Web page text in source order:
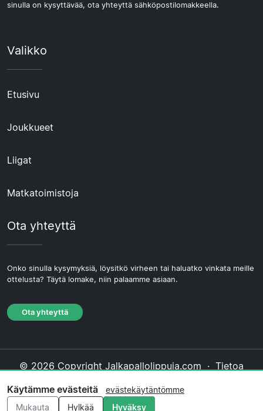
sinulla on kysyttävää, ota yhteyttä sähköpostilomakkeella.
Valikko
Etusivu
Joukkueet
Liigat
Matkatoimistoja
Ota yhteyttä
Onko sinulla kysymyksiä, löysitkö virheen tai haluatko vinkata meille
ottelusta? Täytä lomake, niin palaamme asiaan.
Ota yhteyttä
© 2026 Copyright Jalkapallolippuja.com · Tietoa
Evästekäytäntö·Toimituksellinen käytäntö
Käytämme evästeitä
evästekäytäntömme
Mukauta
Hylkää Hyväksy